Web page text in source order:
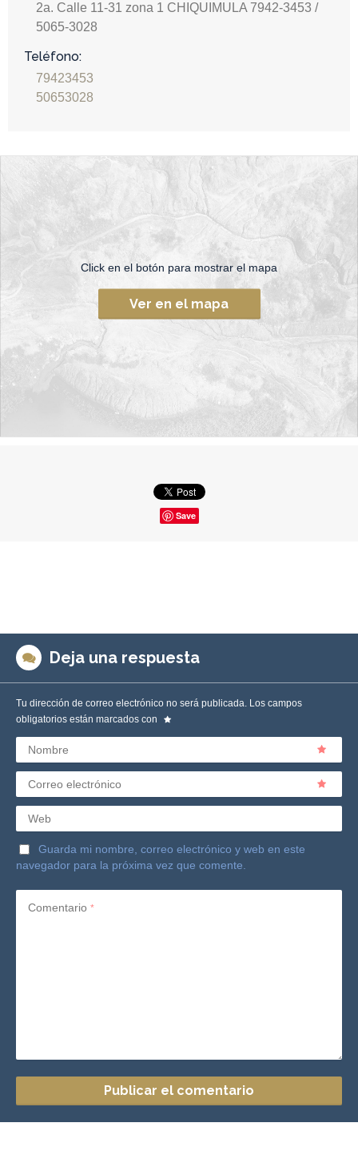
2a. Calle 11-31 zona 1 CHIQUIMULA 7942-3453 /
5065-3028
Teléfono:
79423453
50653028
Click en el botón para mostrar el mapa
Ver en el mapa
Save
Deja una respuesta
Tu dirección de correo electrónico no será publicada. Los campos
obligatorios están marcados con
Nombre
Correo electrónico
Web
Guarda mi nombre, correo electrónico y web en este
navegador para la próxima vez que comente.
Comentario *